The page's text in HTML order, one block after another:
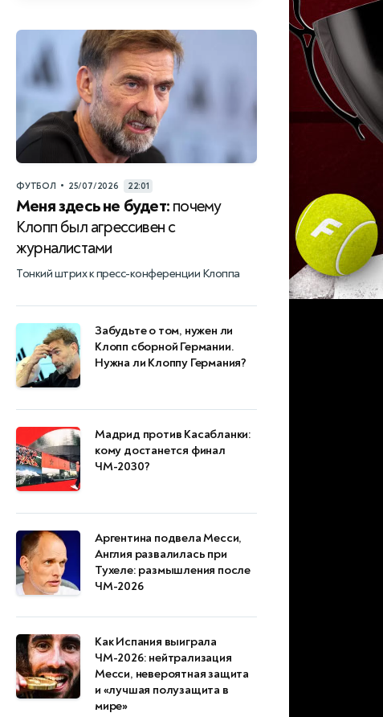
ФУТБОЛ • 25/07/2026 22:01
Меня здесь не будет: почему
Клопп был агрессивен с
журналистами
Тонкий штрих к пресс-конференции Клоппа
Забудьте о том, нужен ли
Клопп сборной Германии.
Нужна ли Клоппу Германия?
Мадрид против Касабланки:
кому достанется финал
ЧМ-2030?
Аргентина подвела Месси,
Англия развалилась при
Тухеле: размышления после
ЧМ-2026
Как Испания выиграла
ЧМ-2026: нейтрализация
Месси, невероятная защита
и «лучшая полузащита в
мире»